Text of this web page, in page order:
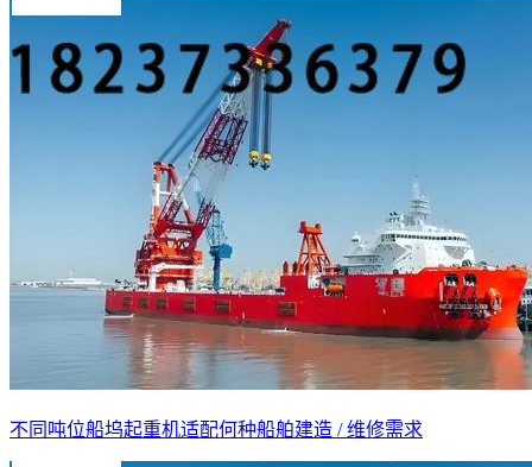
不同吨位船坞起重机适配何种船舶建造 / 维修需求